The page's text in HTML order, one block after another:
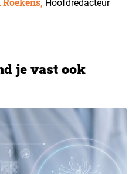
Hoofdredacteur
je vast ook